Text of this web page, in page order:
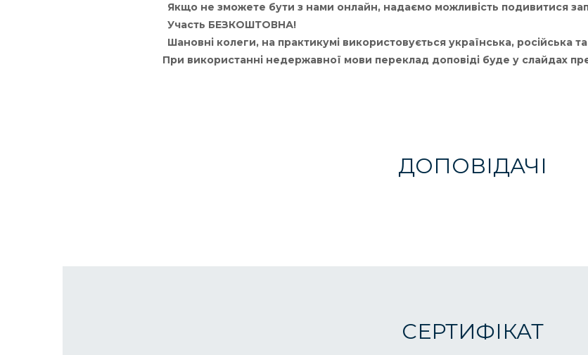
Якщо не зможете бути з нами онлайн, надаємо можливість подивитися
Участь БЕЗКОШТОВНА!
Шановні колеги, на практикумі використовується українська, російська
При використанні недержавної мови переклад доповіді буде у слайдах
ДОПОВІДАЧІ
СЕРТИФІКАТ